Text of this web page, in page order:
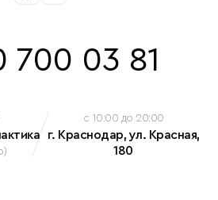
700 03 81
c 10:00 до 20:00
г. Краснодар, ул. Красная,
180